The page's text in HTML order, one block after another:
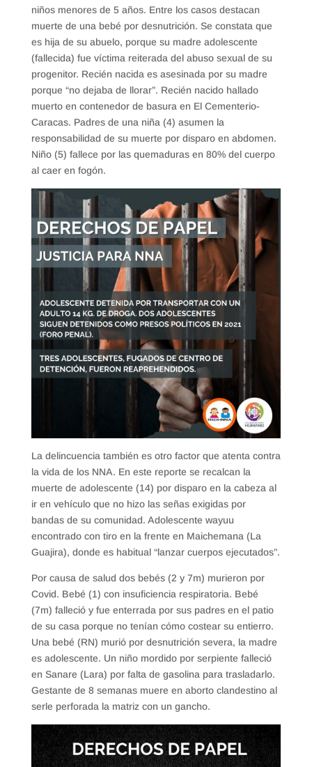
niños menores de 5 años. Entre los casos destacan
muerte de una bebé por desnutrición. Se constata que
es hija de su abuelo, porque su madre adolescente
(fallecida) fue víctima reiterada del abuso sexual de su
progenitor. Recién nacida es asesinada por su madre
porque “no dejaba de llorar”. Recién nacido hallado
muerto en contenedor de basura en El Cementerio-
Caracas. Padres de una niña (4) asumen la
responsabilidad de su muerte por disparo en abdomen.
Niño (5) fallece por las quemaduras en 80% del cuerpo
al caer en fogón.
La delincuencia también es otro factor que atenta contra
la vida de los NNA. En este reporte se recalcan la
muerte de adolescente (14) por disparo en la cabeza al
ir en vehículo que no hizo las señas exigidas por
bandas de su comunidad. Adolescente wayuu
encontrado con tiro en la frente en Maichemana (La
Guajira), donde es habitual “lanzar cuerpos ejecutados”.
Por causa de salud dos bebés (2 y 7m) murieron por
Covid. Bebé (1) con insuficiencia respiratoria. Bebé
(7m) falleció y fue enterrada por sus padres en el patio
de su casa porque no tenían cómo costear su entierro.
Una bebé (RN) murió por desnutrición severa, la madre
es adolescente. Un niño mordido por serpiente falleció
en Sanare (Lara) por falta de gasolina para trasladarlo.
Gestante de 8 semanas muere en aborto clandestino al
serle perforada la matriz con un gancho.